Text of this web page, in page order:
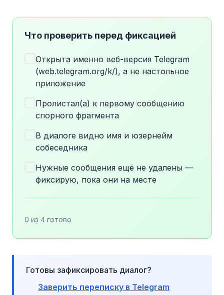
Что проверить перед фиксацией
Открыта именно веб-версия Telegram
(web.telegram.org/k/), а не настольное
приложение
Пролистал(а) к первому сообщению
спорного фрагмента
В диалоге видно имя и юзернейм
собеседника
Нужные сообщения ещё не удалены —
фиксирую, пока они на месте
0 из 4 готово
Готовы зафиксировать диалог?
Заверить переписку в Telegram